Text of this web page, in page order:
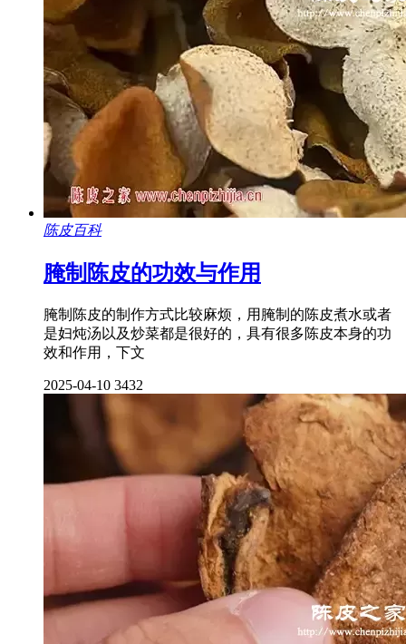
陈皮百科
腌制陈皮的功效与作用
腌制陈皮的制作方式比较麻烦，用腌制的陈皮煮水或者
是妇炖汤以及炒菜都是很好的，具有很多陈皮本身的功
效和作用，下文
2025-04-10 3432